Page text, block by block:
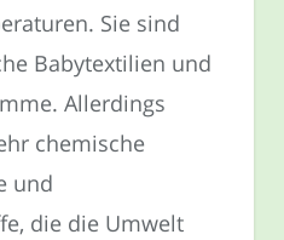
Sie sind
Babytextilien und
Allerdings
chemische
und
die die Umwelt